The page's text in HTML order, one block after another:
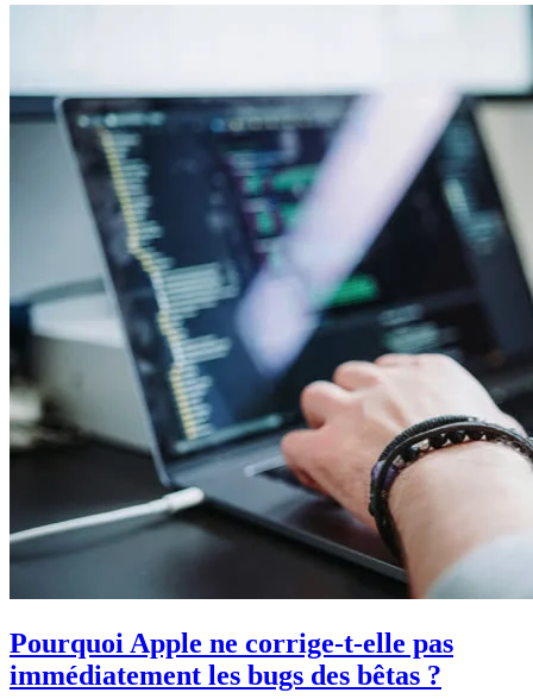
Pourquoi Apple ne corrige-t-elle pas
immédiatement les bugs des bêtas ?